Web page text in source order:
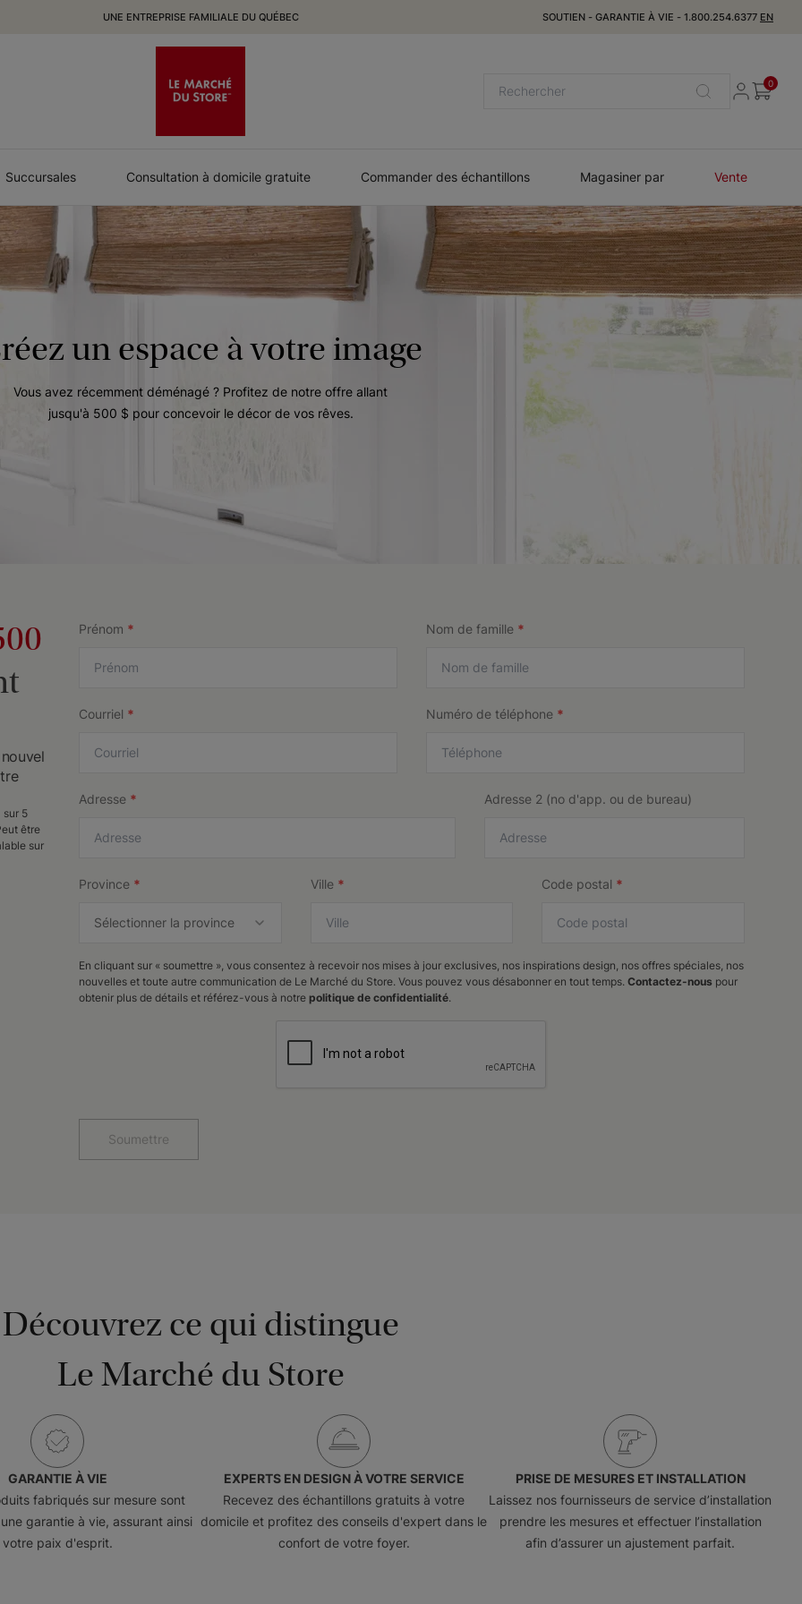
UNE ENTREPRISE FAMILIALE DU QUÉBEC SOUTIEN - GARANTIE À VIE - 1.800.254.6377 EN
0
Succursales Consultation à domicile gratuite Commander des échantillons Magasiner par Vente
un espace à votre image
Vous avez récemment déménagé ? Profitez de notre offre allant
jusqu'à 500 $ pour concevoir le décor de vos rêves.
sur 5
être
sur
Prénom * Nom de famille *
Courriel * Numéro de téléphone *
Adresse * Adresse 2 (no d'app. ou de bureau)
Province * Ville * Code postal *
En cliquant sur « soumettre », vous consentez à recevoir nos mises à jour exclusives, nos inspirations design, nos offres spéciales, nos
nouvelles et toute autre communication de Le Marché du Store. Vous pouvez vous désabonner en tout temps.Contactez-nous pour
obtenir plus de détails et référez-vous à notrepolitique de confidentialité.
Soumettre
Découvrez ce qui distingue
Le Marché du Store
GARANTIE À VIE
fabriqués sur mesure sont
garantie à vie, assurant ainsi
votre paix d'esprit.
EXPERTS EN DESIGN À VOTRE SERVICE
Recevez des échantillons gratuits à votre
domicile et profitez des conseils d'expert dans le
confort de votre foyer.
PRISE DE MESURES ET INSTALLATION
Laissez nos fournisseurs de service d’installation
prendre les mesures et effectuer l’installation
afin d’assurer un ajustement parfait.